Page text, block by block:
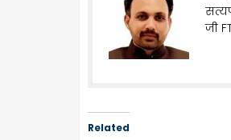
जी
Related